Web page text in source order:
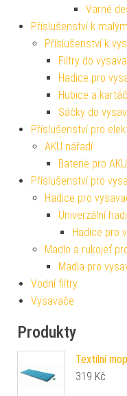
Varné
Příslušenství k
Příslušenství k
Filtry do
Hadice pro
Hubice a
Sáčky do
Příslušenství pro
AKU nářadí
Baterie pro
Příslušenství pro
Hadice pro
Univerzální
Hadice pro
Madlo a rukojeť
Madla pro
Vodní filtry
Vysavače
Produkty
Textilní
319 Kč